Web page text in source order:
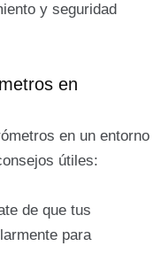
y seguridad
en
en un entorno
útiles:
de que tus
para